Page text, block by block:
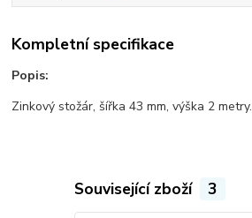
Kompletní specifikace
Popis:
Zinkový stožár, šířka 43 mm, výška 2 metry.
Související zboží 3